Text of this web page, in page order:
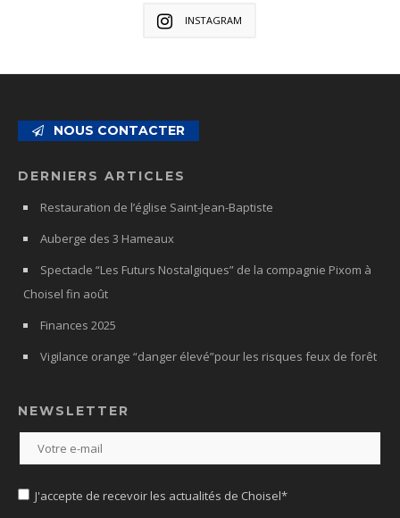
INSTAGRAM
NOUS CONTACTER
DERNIERS ARTICLES
Restauration de l’église Saint-Jean-Baptiste
Auberge des 3 Hameaux
Spectacle “Les Futurs Nostalgiques” de la compagnie Pixom à
Choisel fin août
Finances 2025
Vigilance orange “danger élevé”pour les risques feux de forêt
NEWSLETTER
J'accepte de recevoir les actualités de Choisel*